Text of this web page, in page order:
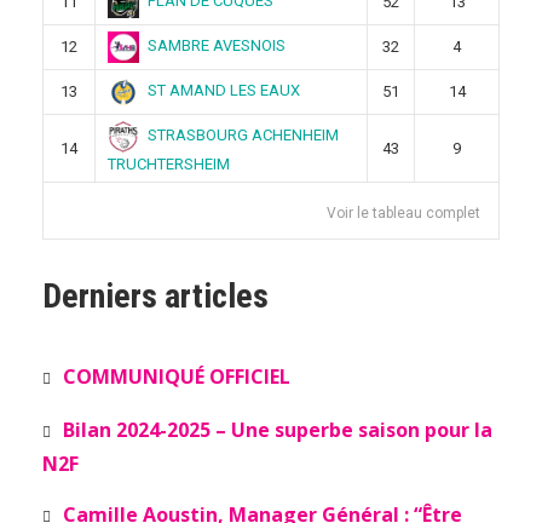
12 SAMBRE AVESNOIS 32 4
13 ST AMAND LES EAUX 51 14
14
STRASBOURG ACHENHEIM
TRUCHTERSHEIM
43 9
Voir le tableau complet
Derniers articles
COMMUNIQUÉ OFFICIEL
Bilan 2024-2025 – Une superbe saison pour la
N2F
Camille Aoustin, Manager Général : “Être